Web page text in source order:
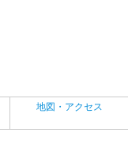
地図・アクセス